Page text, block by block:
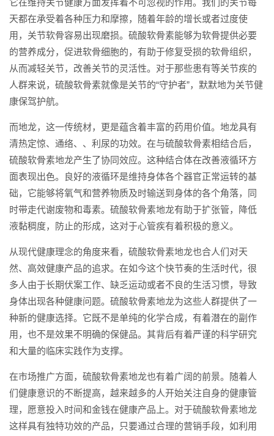
天都在承受着各种压力和摩擦，随着年龄的增长或者过度使
用，关节软骨容易出现磨损。硫酸软骨素能够为软骨提供必要
的营养成分，促进软骨细胞的，有助于修复受损的软骨组织，
从而减轻关节，改善关节的灵活性。对于那些患有等关节疾的
人群来说，硫酸软骨素就像是关节的“守护者”，默默地为关节健
康保驾护航。
而地龙，这一传统材，更是蕴含着丰富的药用价值。地龙具有
清热定惊、通络、、利尿的功效。在与硫酸软骨素相结合后，
硫酸软骨素地龙产生了协同效应。这种结合体在改善液循环方
面表现出色。良好的液循环是维持身体各个器官正常运转的基
础，它能够将氧气和营养物质及时输送到身体的各个角落，同
时带走代谢废物和毒素。硫酸软骨素地龙有助于扩张管，降低
液黏稠度，防止的形成，这对于心管疾有着积极的意义。
从现代健康理念的角度来看，硫酸软骨素地龙也合人们对天
然、高效健康产品的追求。在如今这个快节奏的生活时代，很
多人由于长期伏案工作、缺乏运动或者不良的生活习惯，导致
身体出现各种健康问题。硫酸软骨素地龙为这些人群提供了一
种新的健康选择。它既不是单纯的化学合成，有着潜在的副作
用，也不是效果不明确的保健品。其背后有着严谨的科学研究
和大量的临床实践作为支撑。
在市场推广方面，硫酸软骨素地龙也有着广阔的前景。随着人
们健康意识的不断提高，越来越多的人开始关注自身的健康管
理，愿意投入时间和金钱在健康产品上。对于硫酸软骨素地龙
这样具有独特功效的产品，只要通过合理的营销手段，如利用